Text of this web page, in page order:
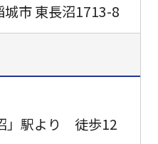
市 東長沼1713-8
」駅より 徒歩12